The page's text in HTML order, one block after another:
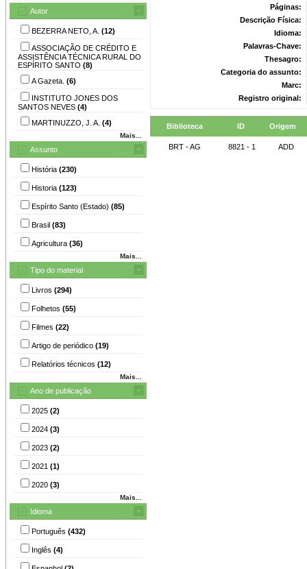
Autor
BEZERRA NETO, A. (12)
ASSOCIAÇÃO DE CRÉDITO E
ASSISTÊNCIA TÉCNICA RURAL DO
ESPÍRITO SANTO (8)
A Gazeta. (6)
INSTITUTO JONES DOS
SANTOS NEVES (4)
MARTINUZZO, J. A. (4)
Mais...
Assunto
História (230)
Historia (123)
Espírito Santo (Estado) (85)
Brasil (83)
Agricultura (36)
Mais...
Tipo do material
Livros (294)
Folhetos (55)
Filmes (22)
Artigo de periódico (19)
Relatórios técnicos (12)
Mais...
Ano de publicação
2025 (2)
2024 (3)
2023 (2)
2021 (1)
2020 (3)
Mais...
Idioma
Português (432)
Inglês (4)
Páginas:
Descrição Física:
Idioma:
Palavras-Chave:
Thesagro:
Categoria do assunto:
Marc:
Registro original:
Biblioteca ID Origem
BRT - AG 8821 - 1 ADD